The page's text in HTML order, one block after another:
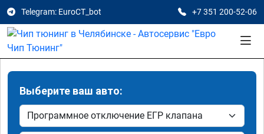
Telegram: EuroCT_bot +7 351 200-52-06
Выберите ваш авто: